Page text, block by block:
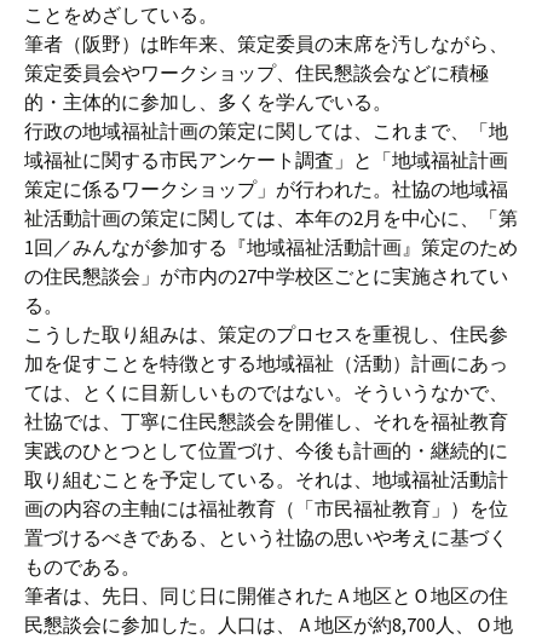
ことをめざしている。
筆者（阪野）は昨年来、策定委員の末席を汚しながら、
策定委員会やワークショップ、住民懇談会などに積極
的・主体的に参加し、多くを学んでいる。
行政の地域福祉計画の策定に関しては、これまで、「地
域福祉に関する市民アンケート調査」と「地域福祉計画
策定に係るワークショップ」が行われた。社協の地域福
祉活動計画の策定に関しては、本年の2月を中心に、「第
1回／みんなが参加する『地域福祉活動計画』策定のため
の住民懇談会」が市内の27中学校区ごとに実施されてい
る。
こうした取り組みは、策定のプロセスを重視し、住民参
加を促すことを特徴とする地域福祉（活動）計画にあっ
ては、とくに目新しいものではない。そういうなかで、
社協では、丁寧に住民懇談会を開催し、それを福祉教育
実践のひとつとして位置づけ、今後も計画的・継続的に
取り組むことを予定している。それは、地域福祉活動計
画の内容の主軸には福祉教育（「市民福祉教育」）を位
置づけるべきである、という社協の思いや考えに基づく
ものである。
筆者は、先日、同じ日に開催されたＡ地区とＯ地区の住
民懇談会に参加した。人口は、Ａ地区が約8,700人、Ｏ地